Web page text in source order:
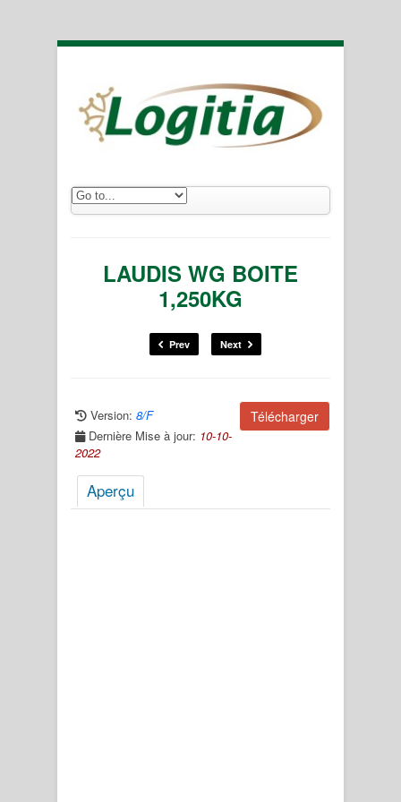
LAUDIS WG BOITE
1,250KG
Prev Next
Télécharger
Version: 8/F
Dernière Mise à jour: 10-10-
2022
Aperçu